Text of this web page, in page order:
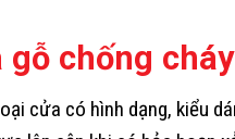
chống
cửa có hình dạng, kiểu